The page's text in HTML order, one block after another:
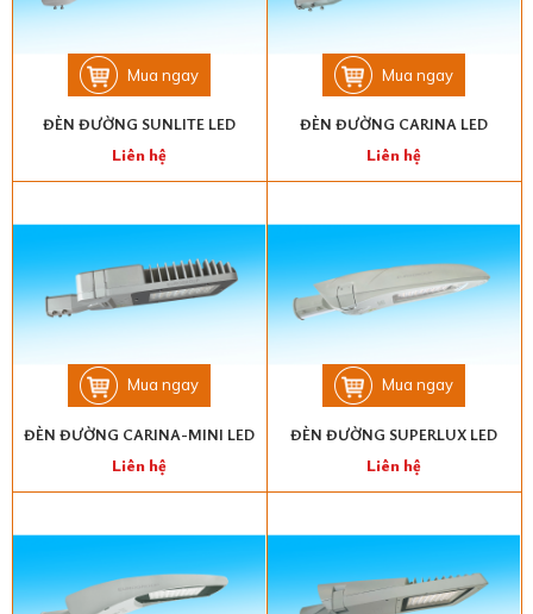
Mua ngay
ĐÈN ĐƯỜNG SUNLITE LED
Liên hệ
Mua ngay
ĐÈN ĐƯỜNG CARINA LED
Liên hệ
Mua ngay
ĐÈN ĐƯỜNG CARINA-MINI LED
Liên hệ
Mua ngay
ĐÈN ĐƯỜNG SUPERLUX LED
Liên hệ